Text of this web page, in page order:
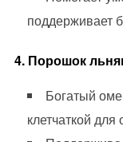
поддерживает
4. Порошок
Богатый
клетчаткой